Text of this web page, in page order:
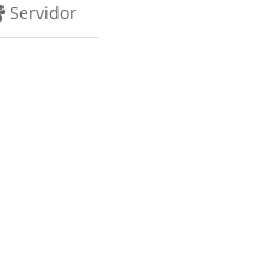
Servidor